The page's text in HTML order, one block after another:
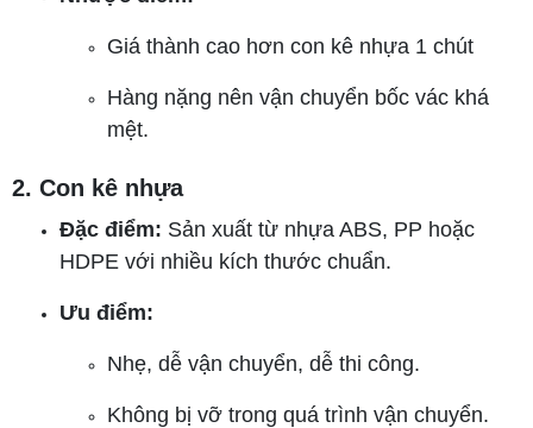
Giá thành cao hơn con kê nhựa 1 chút
Hàng nặng nên vận chuyển bốc vác khá
mệt.
2. Con kê nhựa
Đặc điểm: Sản xuất từ nhựa ABS, PP hoặc
HDPE với nhiều kích thước chuẩn.
Ưu điểm:
Nhẹ, dễ vận chuyển, dễ thi công.
Không bị vỡ trong quá trình vận chuyển.